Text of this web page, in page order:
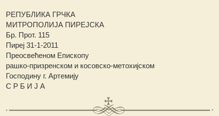
РЕПУБЛИКА ГРЧКА
МИТРОПОЛИЈА ПИРЕЈСКА
Бр. Прот. 115
Пиреј 31-1-2011
Преосвећеном Епископу
рашко-призренском и косовско-метохијском
Господину г. Артемију
С Р Б И Ј А